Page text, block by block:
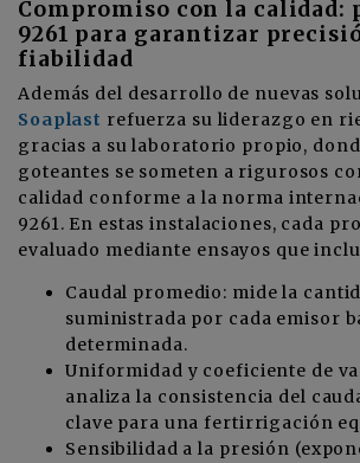
Compromiso con la calidad:
9261 para garantizar
fiabilidad
Además del desarrollo de nuevas
Soaplast refuerza su liderazgo en
gracias a su laboratorio propio,
goteantes se someten a rigurosos
calidad conforme a la norma
9261. En estas instalaciones, cada
evaluado mediante ensayos que
Caudal promedio: mide la
suministrada por cada emisor
determinada.
Uniformidad y coeficiente de
analiza la consistencia del
clave para una fertirrigación
Sensibilidad a la presión